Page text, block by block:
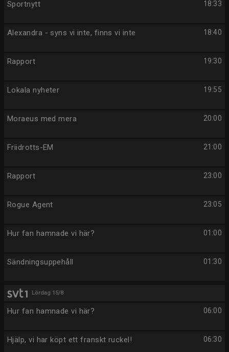
18:33
Sportnytt
18:40
Alexandra - syns vi inte, finns vi inte
19:30
Rapport
19:55
Lokala nyheter
20:00
Moraeus med mera
21:00
Friidrotts-EM
23:00
Rapport
23:05
Rogue Agent
01:00
Hur fan hamnade vi här?
01:30
Sändningsuppehåll
Lördag 15/8
06:00
Hur fan hamnade vi här?
06:30
Hjälp, vi har köpt ett franskt ruckel!